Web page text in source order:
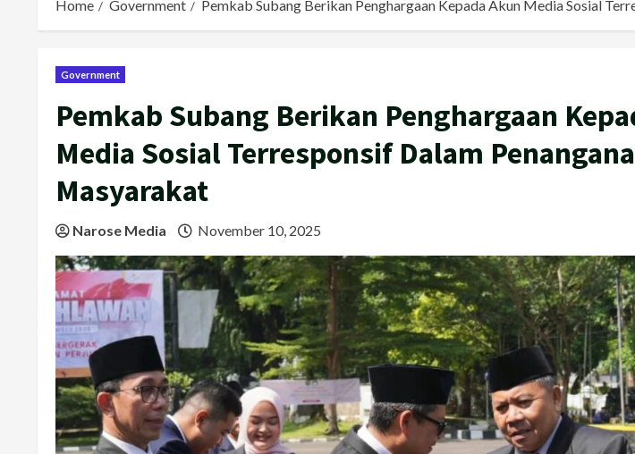
Home Government Pemkab Subang Berikan Penghargaan Kepada Akun Media Sosial
Government
Pemkab Subang Berikan Penghargaan
Media Sosial Terresponsif Dalam
Masyarakat
Narose Media November 10, 2025